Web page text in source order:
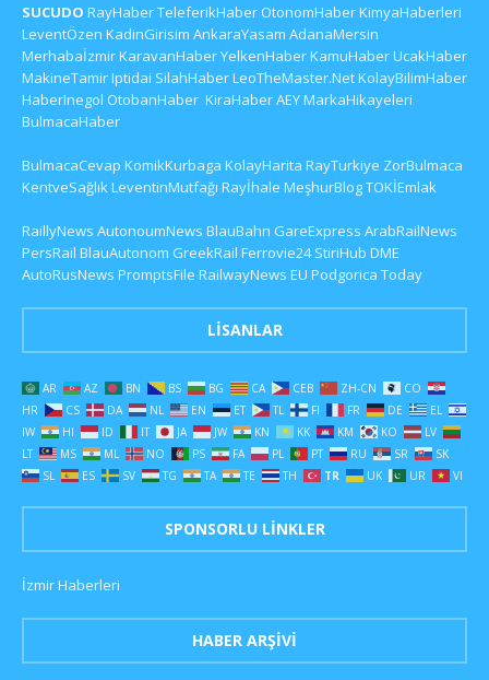
SUCUDO RayHaberTeleferikHaber OtonomHaberKimyaHaberleri
LeventÖzen KadinGirisim AnkaraYasam AdanaMersin
MerhabaİzmirKaravanHaberYelkenHaberKamuHaberUcakHaber
MakineTamirIptidai SilahHaberLeoTheMaster.NetKolayBilimHaber
HaberInegol OtobanHaber KiraHaberAEYMarkaHikayeleri
BulmacaHaber
BulmacaCevap KomikKurbaga KolayHarita RayTurkiye ZorBulmaca
KentveSağlıkLeventinMutfağı Rayİhale MeşhurBlogTOKİEmlak
RaillyNews AutonoumNews BlauBahn GareExpress ArabRailNews
PersRail BlauAutonom GreekRail Ferrovie24 StiriHub DME
AutoRusNews PromptsFile RailwayNews EU Podgorica Today
LISANLAR
AR AZ BN BS BG CA CEB ZH-CN
CO
HR
CS DA NL EN ET TL FI FR DE
EL
IW
HI ID IT JA JW KN KK KM KO
LV
LT
MS ML NO PS FA PL PT RU SR
SK
SL
ES SV TG TA TE TH TR UK UR VI
SPONSORLU LINKLER
İzmir Haberleri
HABER ARŞIVI